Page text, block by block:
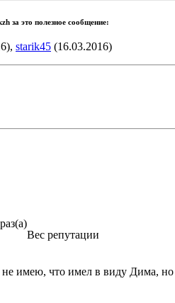
за это полезное сообщение:
starik45 (16.03.2016)
Вес репутации
не имею, что имел в виду Дима,